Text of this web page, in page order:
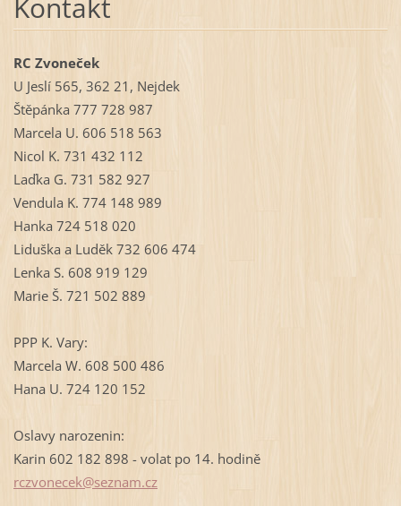
RC Zvoneček
U Jeslí 565, 362 21, Nejdek
Štěpánka 777 728 987
Marcela U. 606 518 563
Nicol K. 731 432 112
Laďka G. 731 582 927
Vendula K. 774 148 989
Hanka 724 518 020
Liduška a Luděk 732 606 474
Lenka S. 608 919 129
Marie Š. 721 502 889
PPP K. Vary:
Marcela W. 608 500 486
Hana U. 724 120 152
Oslavy narozenin:
Karin 602 182 898 - volat po 14. hodině
rczvonecek@seznam.cz